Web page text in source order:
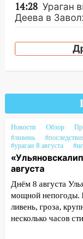
14:28 Ураган
Деева в
пытаются
дождавшись
14:14
мошенники
14:12 Куда
упавшее
после непогоды
13:59 В Новом
ветром
строящегося
В
Новости Обзор
#ливень
#ураган 8 августа
августа
Днём 8 августа
мощной непогоды.
ливень, гроза,
несколько часов